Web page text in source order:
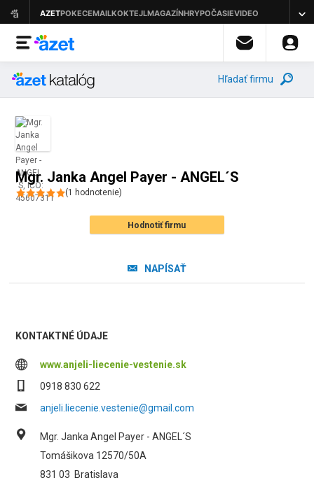
Hľadať firmu
Mgr. Janka Angel Payer - ANGEL´S
(1 hodnotenie)
Hodnotiť firmu
NAPÍSAŤ
KONTAKTNÉ ÚDAJE
www.anjeli-liecenie-vestenie.sk
0918 830 622
anjeli.liecenie.vestenie@gmail.com
Mgr. Janka Angel Payer - ANGEL´S
Tomášikova 12570/50A
831 03 Bratislava